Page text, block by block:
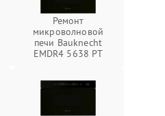
Ремонт
микроволновой
печи Bauknecht
EMDR4 5638 PT